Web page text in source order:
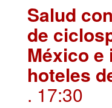
Salud
de
México e
hoteles
. 17:30